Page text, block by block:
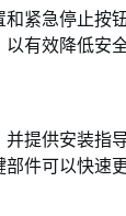
紧急停止按
有效降低安全
提供安装指
件可以快速